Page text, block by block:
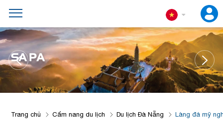
SA PA
Trang chủ Cẩm nang du lịch Du lịch Đà Nẵng Làng đá mỹ